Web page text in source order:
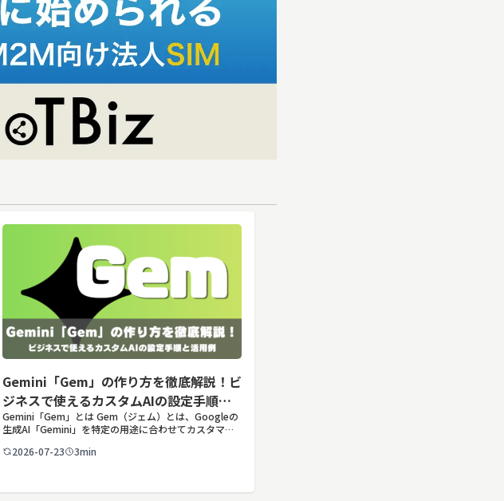
Gemini「Gem」の作り方を徹底解説！ビ
ジネスで使えるカスタムAIの設定手順と
活用例
Gemini「Gem」とは Gem（ジェム）とは、Googleの
生成AI「Gemini」を特定の用途に合わせてカスタマイ
「カスタム指示」として登録しておくことで、毎回長い
2026-07-23 3min